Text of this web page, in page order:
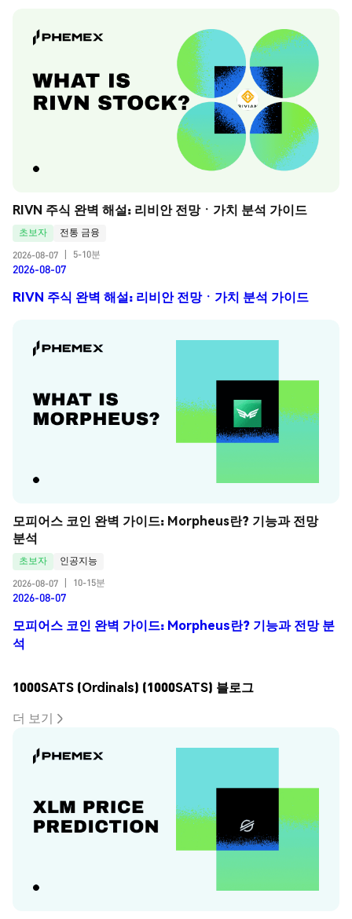
RIVN 주식 완벽 해설: 리비안 전망ㆍ가치 분석 가이드
초보자
전통 금융
2026-08-07
5-10분
2026-08-07
RIVN 주식 완벽 해설: 리비안 전망ㆍ가치 분석 가이드
모피어스 코인 완벽 가이드: Morpheus란? 기능과 전망
분석
초보자
인공지능
2026-08-07
10-15분
2026-08-07
모피어스 코인 완벽 가이드: Morpheus란? 기능과 전망 분
석
1000SATS (Ordinals) (1000SATS) 블로그
더 보기